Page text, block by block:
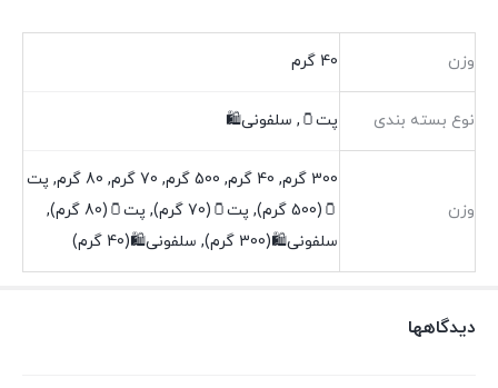
وزن 40 گرم
نوع بسته بندی پت🫙, سلفونی🛍️
وزن
300 گرم, 40 گرم, 500 گرم, 70 گرم, 80 گرم, پت
🫙(500 گرم), پت🫙(70 گرم), پت🫙(80 گرم),
سلفونی🛍(300 گرم), سلفونی🛍(40 گرم)
دیدگاهها